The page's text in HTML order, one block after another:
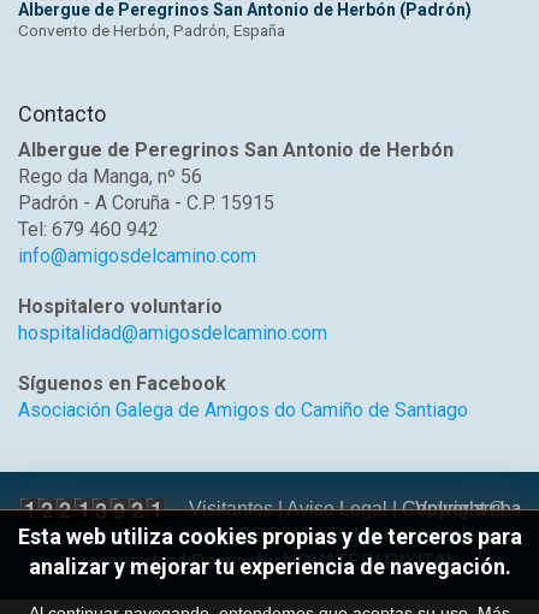
Albergue de Peregrinos San Antonio de Herbón (Padrón)
Convento de Herbón, Padrón, España
Contacto
Albergue de Peregrinos San Antonio de Herbón
Rego da Manga, nº 56
Padrón - A Coruña - C.P. 15915
Tel: 679 460 942
info@amigosdelcamino.com
Hospitalero voluntario
hospitalidad@amigosdelcamino.com
Síguenos en Facebook
Asociación Galega de Amigos do Camiño de Santiago
Volver arriba
Visitantes |Aviso Legal| Copyright ©
AGACS 2017 | Todos los derechos
reservados | Design byNOVATEDI DIXITAL
Esta web utiliza cookies propias y de terceros para
analizar y mejorar tu experiencia de navegación.